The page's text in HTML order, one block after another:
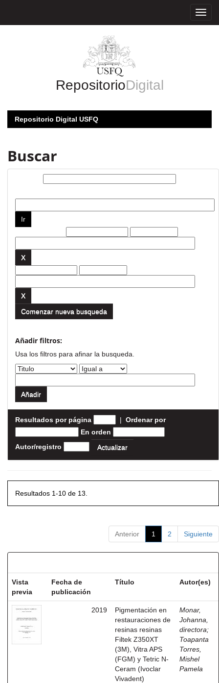
RepositorioDigital
Repositorio Digital USFQ
Buscar
Comenzar nueva busqueda
Añadir filtros:
Usa los filtros para afinar la busqueda.
Resultados por página | Ordenar por
En orden
Autor/registro
Resultados 1-10 de 13.
Anterior 1 2 Siguiente
Vista
previa
Fecha de
publicación
Título Autor(es)
2019
Pigmentación en
restauraciones de
resinas resinas
Filtek Z350XT
(3M), Vitra APS
(FGM) y Tetric N-
Ceram (Ivoclar
Vivadent)
Monar,
Johanna,
directora;
Toapanta
Torres,
Mishel
Pamela